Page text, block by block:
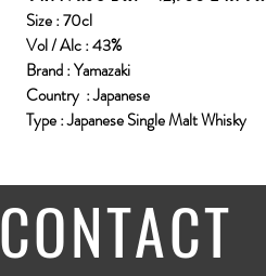
Size : 70cl
Vol / Alc : 43%
Brand : Yamazaki
Country : Japanese
Type : Japanese Single Malt Whisky
CONTACT